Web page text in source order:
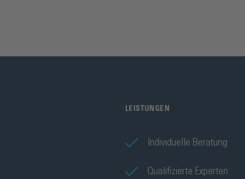
LEISTUNGEN
Individuelle Beratung
Qualifizierte Experten